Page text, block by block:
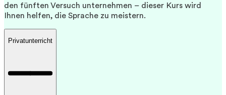
den fünften Versuch unternehmen – dieser Kurs wird
Ihnen helfen, die Sprache zu meistern.
Privatunterricht